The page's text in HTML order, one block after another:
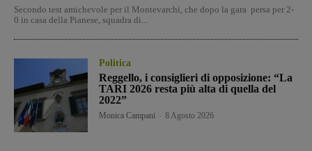
Secondo test amichevole per il Montevarchi, che dopo la gara persa per 2-
0 in casa della Pianese, squadra di...
Politica
Reggello, i consiglieri di opposizione: “La
TARI 2026 resta più alta di quella del
2022”
Monica Campani 8 Agosto 2026